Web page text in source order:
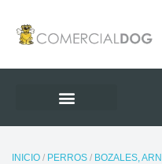
contenido
INICIO/ PERROS/ BOZALES,